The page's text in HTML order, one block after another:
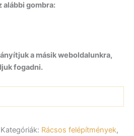
alábbi gombra:
a másik weboldalunkra,
fogadni.
Kategóriák: Rácsos felépítmények,